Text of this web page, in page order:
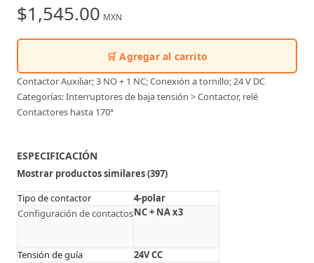
$1,545.00 MXN
🛒 Agregar al carrito
Contactor Auxiliar; 3 NO + 1 NC; Conexión a tornillo; 24 V DC
Categorías: Interruptores de baja tensión > Contactor, relé
Contactores hasta 170ª
ESPECIFICACIÓN
Mostrar productos similares (397)
Tipo de contactor
4-polar
Configuración de contactosNC + NA x3
Tensión de guía
24V CC